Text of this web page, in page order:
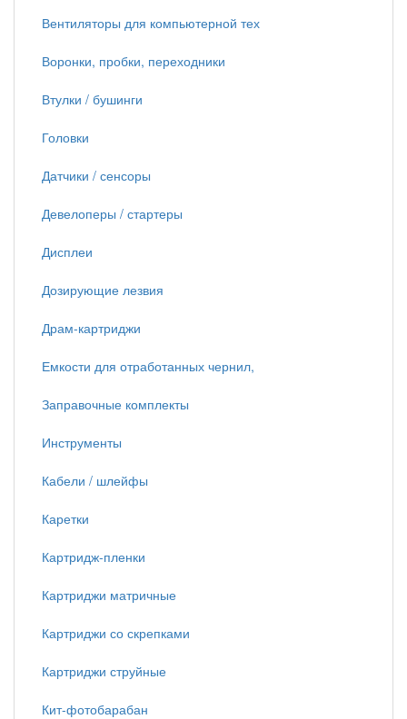
Вентиляторы для компьютерной тех
Воронки, пробки, переходники
Втулки / бушинги
Головки
Датчики / сенсоры
Девелоперы / стартеры
Дисплеи
Дозирующие лезвия
Драм-картриджи
Емкости для отработанных чернил,
Заправочные комплекты
Инструменты
Кабели / шлейфы
Каретки
Картридж-пленки
Картриджи матричные
Картриджи со скрепками
Картриджи струйные
Кит-фотобарабан